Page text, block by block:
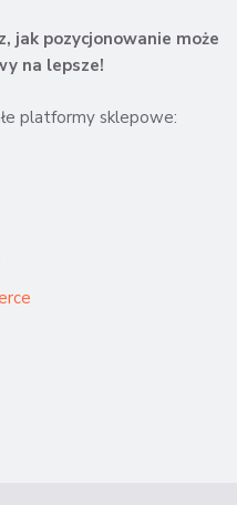
jak pozycjonowanie może
na lepsze!
platformy sklepowe: